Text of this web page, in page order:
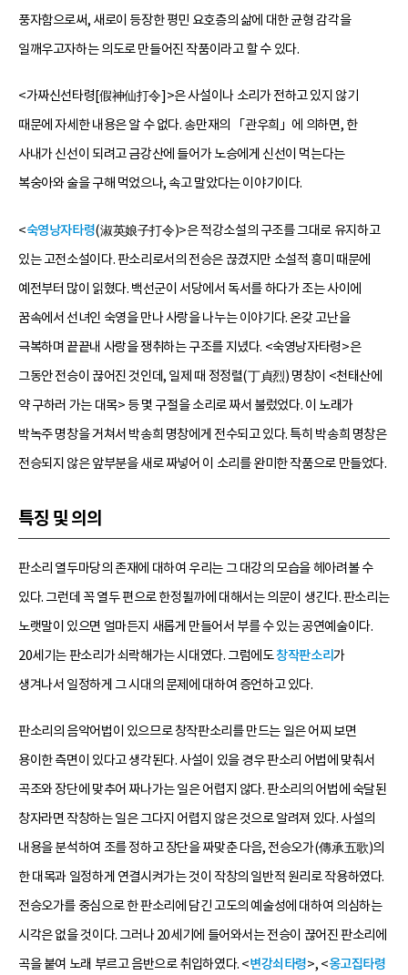
풍자함으로써, 새로이 등장한 평민 요호층의 삶에 대한 균형 감각을
일깨우고자하는 의도로 만들어진 작품이라고 할 수 있다.
<가짜신선타령[假神仙打令]>은 사설이나 소리가 전하고 있지 않기
때문에 자세한 내용은 알 수 없다. 송만재의 「관우희」에 의하면, 한
사내가 신선이 되려고 금강산에 들어가 노승에게 신선이 먹는다는
복숭아와 술을 구해 먹었으나, 속고 말았다는 이야기이다.
<숙영낭자타령(淑英娘子打令)>은 적강소설의 구조를 그대로 유지하고
있는 고전소설이다. 판소리로서의 전승은 끊겼지만 소설적 흥미 때문에
예전부터 많이 읽혔다. 백선군이 서당에서 독서를 하다가 조는 사이에
꿈속에서 선녀인 숙영을 만나 사랑을 나누는 이야기다. 온갖 고난을
극복하며 끝끝내 사랑을 쟁취하는 구조를 지녔다. <숙영낭자타령>은
그동안 전승이 끊어진 것인데, 일제 때 정정렬(丁貞烈) 명창이 <천태산에
약 구하러 가는 대목> 등 몇 구절을 소리로 짜서 불렀었다. 이 노래가
박녹주 명창을 거쳐서 박송희 명창에게 전수되고 있다. 특히 박송희 명창은
전승되지 않은 앞부분을 새로 짜넣어 이 소리를 완미한 작품으로 만들었다.
특징 및 의의
판소리 열두마당의 존재에 대하여 우리는 그 대강의 모습을 헤아려볼 수
있다. 그런데 꼭 열두 편으로 한정될까에 대해서는 의문이 생긴다. 판소리는
노랫말이 있으면 얼마든지 새롭게 만들어서 부를 수 있는 공연예술이다.
20세기는 판소리가 쇠락해가는 시대였다. 그럼에도창작판소리가
생겨나서 일정하게 그 시대의 문제에 대하여 증언하고 있다.
판소리의 음악어법이 있으므로 창작판소리를 만드는 일은 어찌 보면
용이한 측면이 있다고 생각된다. 사설이 있을 경우 판소리 어법에 맞춰서
곡조와 장단에 맞추어 짜나가는 일은 어렵지 않다. 판소리의 어법에 숙달된
창자라면 작창하는 일은 그다지 어렵지 않은 것으로 알려져 있다. 사설의
내용을 분석하여 조를 정하고 장단을 짜맞춘 다음, 전승오가(傳承五歌)의
한 대목과 일정하게 연결시켜가는 것이 작창의 일반적 원리로 작용하였다.
전승오가를 중심으로 한 판소리에 담긴 고도의 예술성에 대하여 의심하는
시각은 없을 것이다. 그러나 20세기에 들어와서는 전승이 끊어진 판소리에
곡을 붙여 노래 부르고 음반으로 취입하였다. <변강쇠타령>, <옹고집타령